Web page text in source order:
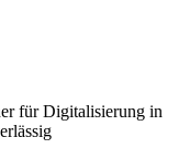
für Digitalisierung in